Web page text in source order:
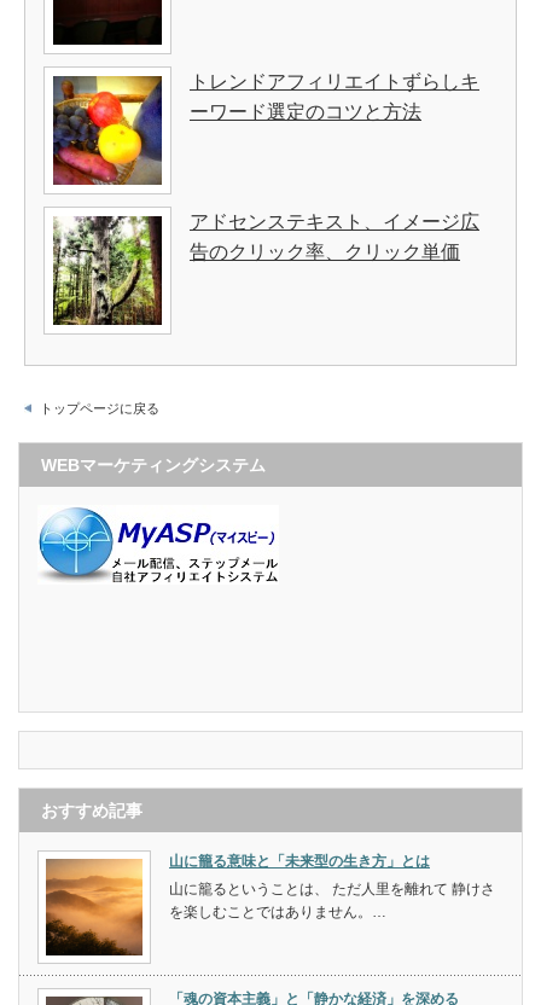
トレンドアフィリエイトずらしキ
ーワード選定のコツと方法
アドセンステキスト、イメージ広
告のクリック率、クリック単価
トップページに戻る
WEBマーケティングシステム
おすすめ記事
山に籠る意味と「未来型の生き方」とは
山に籠るということは、 ただ人里を離れて 静けさ
を楽しむことではありません。…
「魂の資本主義」と「静かな経済」を深める